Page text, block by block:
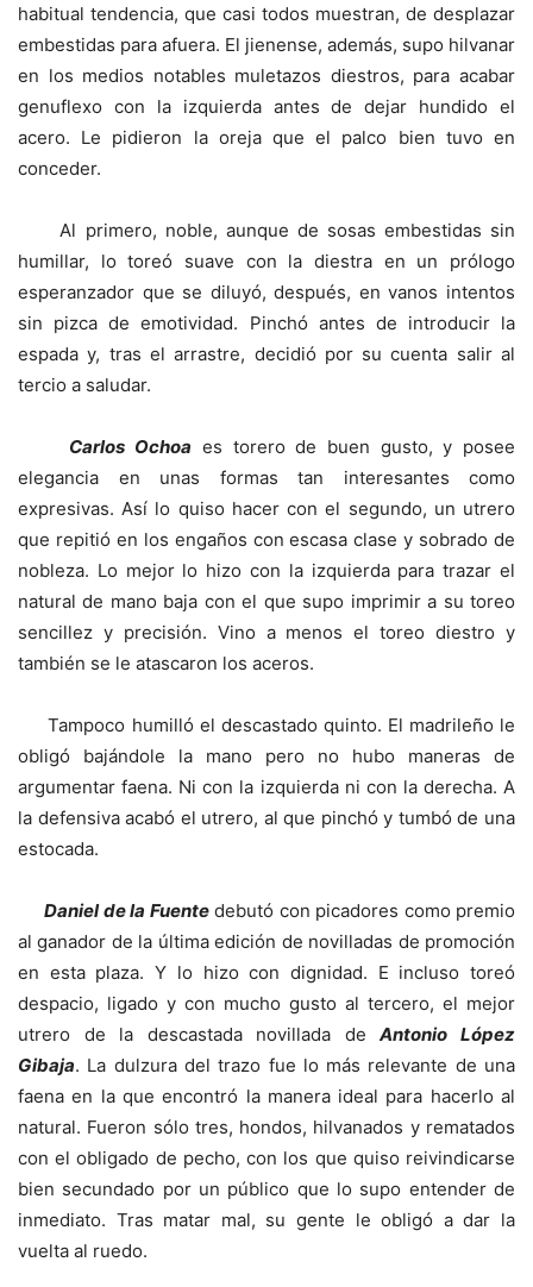
habitual tendencia, que casi todos muestran, de desplazar
embestidas para afuera. El jienense, además, supo hilvanar
en los medios notables muletazos diestros, para acabar
genuflexo con la izquierda antes de dejar hundido el
acero. Le pidieron la oreja que el palco bien tuvo en
conceder.
Al primero, noble, aunque de sosas embestidas sin
humillar, lo toreó suave con la diestra en un prólogo
esperanzador que se diluyó, después, en vanos intentos
sin pizca de emotividad. Pinchó antes de introducir la
espada y, tras el arrastre, decidió por su cuenta salir al
tercio a saludar.
Carlos Ochoa es torero de buen gusto, y posee
elegancia en unas formas tan interesantes como
expresivas. Así lo quiso hacer con el segundo, un utrero
que repitió en los engaños con escasa clase y sobrado de
nobleza. Lo mejor lo hizo con la izquierda para trazar el
natural de mano baja con el que supo imprimir a su toreo
sencillez y precisión. Vino a menos el toreo diestro y
también se le atascaron los aceros.
Tampoco humilló el descastado quinto. El madrileño le
obligó bajándole la mano pero no hubo maneras de
argumentar faena. Ni con la izquierda ni con la derecha. A
la defensiva acabó el utrero, al que pinchó y tumbó de una
estocada.
Daniel de la Fuentedebutó con picadores como premio
al ganador de la última edición de novilladas de promoción
en esta plaza. Y lo hizo con dignidad. E incluso toreó
despacio, ligado y con mucho gusto al tercero, el mejor
utrero de la descastada novillada deAntonio López
Gibaja. La dulzura del trazo fue lo más relevante de una
faena en la que encontró la manera ideal para hacerlo al
natural. Fueron sólo tres, hondos, hilvanados y rematados
con el obligado de pecho, con los que quiso reivindicarse
bien secundado por un público que lo supo entender de
inmediato. Tras matar mal, su gente le obligó a dar la
vuelta al ruedo.